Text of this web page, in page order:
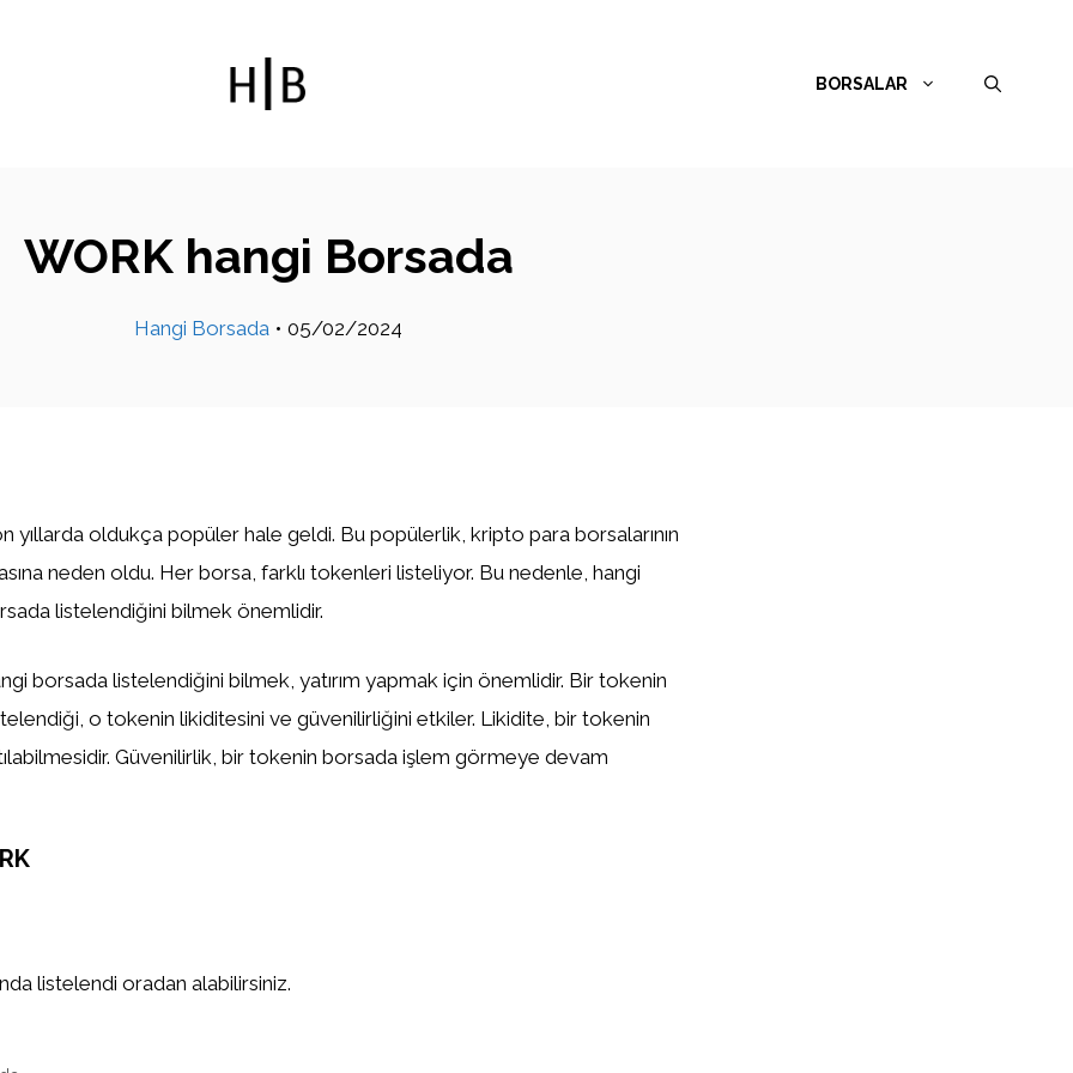
BORSALAR
WORK hangi Borsada
Hangi Borsada • 05/02/2024
yıllarda oldukça popüler hale geldi. Bu popülerlik, kripto para borsalarının
neden oldu. Her borsa, farklı tokenleri listeliyor. Bu nedenle, hangi
listelendiğini bilmek önemlidir.
borsada listelendiğini bilmek, yatırım yapmak için önemlidir. Bir tokenin
o tokenin likiditesini ve güvenilirliğini etkiler. Likidite, bir tokenin
Güvenilirlik, bir tokenin borsada işlem görmeye devam
listelendi oradan alabilirsiniz.